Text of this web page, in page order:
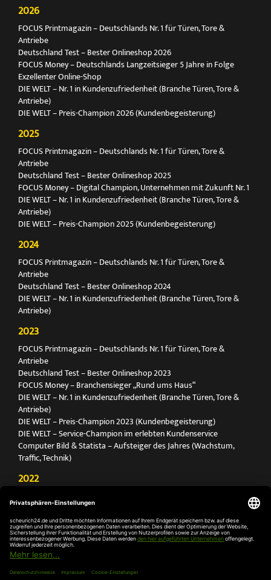
2026
FOCUS Printmagazin – Deutschlands Nr. 1 für Türen, Tore &
Antriebe
Deutschland Test – Bester Onlineshop 2026
FOCUS Money – Deutschlands Langzeitsieger 5 Jahre in Folge
Exzellenter Online-Shop
DIE WELT – Nr. 1 in Kundenzufriedenheit (Branche Türen, Tore &
Antriebe)
DIE WELT – Preis-Champion 2026 (Kundenbegeisterung)
2025
FOCUS Printmagazin – Deutschlands Nr. 1 für Türen, Tore &
Antriebe
Deutschland Test – Bester Onlineshop 2025
FOCUS Money – Digital Champion, Unternehmen mit Zukunft Nr. 1
DIE WELT – Nr. 1 in Kundenzufriedenheit (Branche Türen, Tore &
Antriebe)
DIE WELT – Preis-Champion 2025 (Kundenbegeisterung)
2024
FOCUS Printmagazin – Deutschlands Nr. 1 für Türen, Tore &
Antriebe
Deutschland Test – Bester Onlineshop 2024
DIE WELT – Nr. 1 in Kundenzufriedenheit (Branche Türen, Tore &
Antriebe)
2023
FOCUS Printmagazin – Deutschlands Nr. 1 für Türen, Tore &
Antriebe
Deutschland Test – Bester Onlineshop 2023
FOCUS Money – Branchensieger „Rund ums Haus“
DIE WELT – Nr. 1 in Kundenzufriedenheit (Branche Türen, Tore &
Antriebe)
DIE WELT – Preis-Champion 2023 (Kundenbegeisterung)
DIE WELT – Service-Champion im erlebten Kundenservice
Computer Bild & Statista – Aufsteiger des Jahres (Wachstum,
Traffic, Technik)
2022
Antriebe
Deutschland Test – Bester Onlineshop 2022
FOCUS Money – Branchensieger „Rund ums Haus“
DIE WELT – Service-Champion im erlebten Kundenservice
DIE WELT – Branchengewinner Gold-Rang (Türen, Tore & Antriebe)